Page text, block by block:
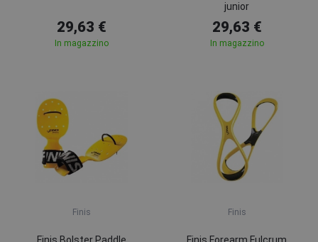
29,63 €
In magazzino
junior
29,63 €
In magazzino
Finis Finis